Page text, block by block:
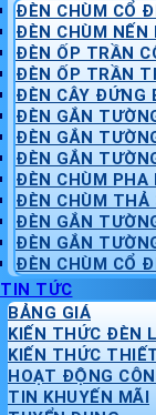
ĐÈN CHÙM CỔ
ĐÈN CHÙM NẾN
ĐÈN ỐP TRẦN
ĐÈN ỐP TRẦN
ĐÈN CÂY ĐỨNG
ĐÈN GẮN
ĐÈN GẮN
ĐÈN GẮN
ĐÈN CHÙM PHA
ĐÈN CHÙM THẢ
ĐÈN GẮN
ĐÈN GẮN
ĐÈN CHÙM CỔ
TIN TỨC
BẢNG GIÁ
KIẾN THỨC ĐÈN
KIẾN THỨC
HOẠT ĐỘNG
TIN KHUYẾN MÃI